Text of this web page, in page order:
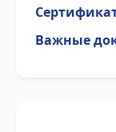
Важные